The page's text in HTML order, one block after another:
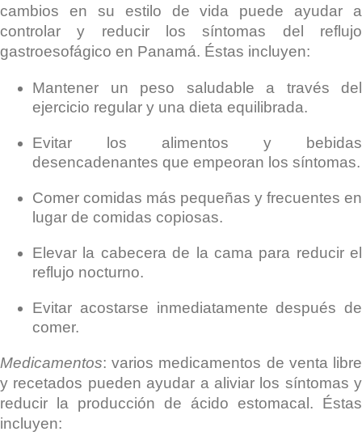
cambios en su estilo de vida puede ayudar a
controlar y reducir los síntomas del reflujo
gastroesofágico en Panamá. Éstas incluyen:
Mantener un peso saludable a través del
ejercicio regular y una dieta equilibrada.
Evitar los alimentos y bebidas
desencadenantes que empeoran los síntomas.
Comer comidas más pequeñas y frecuentes en
lugar de comidas copiosas.
Elevar la cabecera de la cama para reducir el
reflujo nocturno.
Evitar acostarse inmediatamente después de
comer.
Medicamentos: varios medicamentos de venta libre
y recetados pueden ayudar a aliviar los síntomas y
reducir la producción de ácido estomacal. Éstas
incluyen: